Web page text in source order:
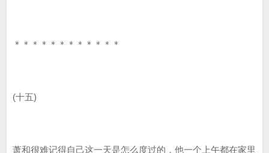
＊＊＊＊＊＊＊＊＊＊＊＊
(十五)
萧和很难记得自己这一天是怎么度过的，他一个上午都在家里